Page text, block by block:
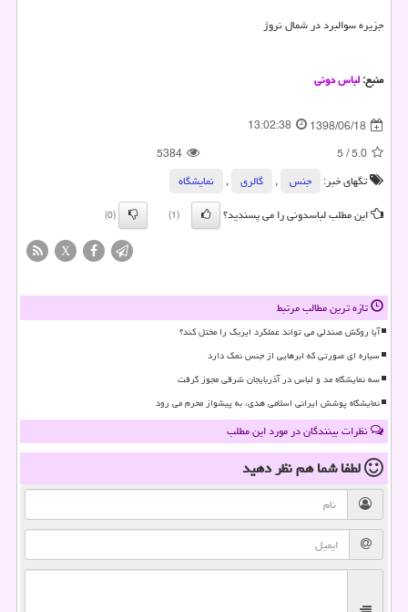
جزیره سوالبرد در شمال نروژ
منبع:لباس دونی
1398/06/18
13:02:38
5.0
/
5
5384
تگهای خبر:
جنس , گالری ,
نمایشگاه
این مطلب لباسدونی را می پسندید؟
(1)
(0)
X
تازه ترین مطالب مرتبط
آیا روکش صندلی می تواند عملکرد ایربگ را مختل کند؟
سیاره ای صورتی که ابرهایی از جنس نمک دارد
سه نمایشگاه مد و لباس در آذربایجان شرقی مجوز گرفت
نمایشگاه پوشش ایرانی اسلامی هدی، به پیشواز محرم می رود
نظرات بینندگان در مورد این مطلب
لطفا شما همنظر دهید